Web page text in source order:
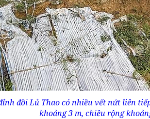
đồi Lủ Thao có nhiều vết nứt liên
khoảng 3 m, chiều rộng